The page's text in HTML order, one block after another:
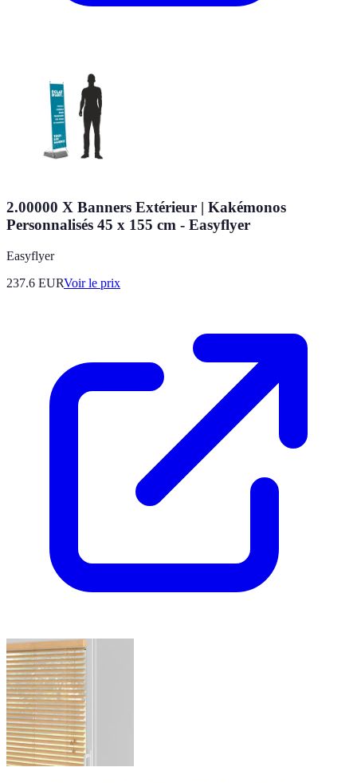
2.00000 X Banners Extérieur | Kakémonos
Personnalisés 45 x 155 cm - Easyflyer
Easyflyer
237.6 EURVoir le prix